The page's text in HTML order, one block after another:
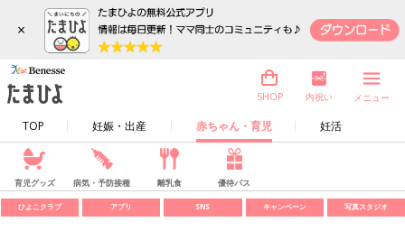
×
TOP 妊娠・出産 赤ちゃん・育児 妊活
SHOP 内祝い メニュー
育児グッズ 病気・予防接種 離乳食 優待パス
ひよこクラブ アプリ SNS キャンペーン 写真スタジオ